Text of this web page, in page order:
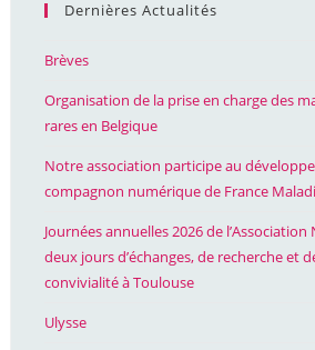
Dernières Actualités
Brèves
Organisation de la prise en charge des
rares en Belgique
Notre association participe au
compagnon numérique de France
Journées annuelles 2026 de l’Association
deux jours d’échanges, de recherche et
convivialité à Toulouse
Ulysse